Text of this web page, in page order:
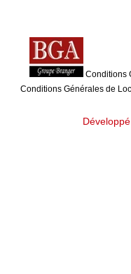
Conditions
Conditions Générales de